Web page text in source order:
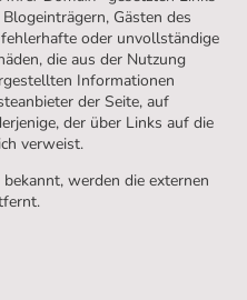
Gästen des
oder unvollständige
die aus der Nutzung
Informationen
der Seite, auf
der über Links auf die
verweist.
werden die externen